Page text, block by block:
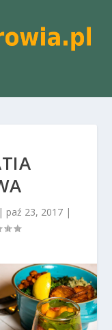
| paź 23, 2017 |